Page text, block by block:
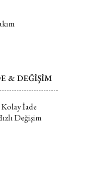
& DEĞİŞİM
Kolay İade
Değişim